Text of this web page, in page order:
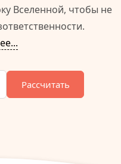
Вселенной, чтобы не
Рассчитать